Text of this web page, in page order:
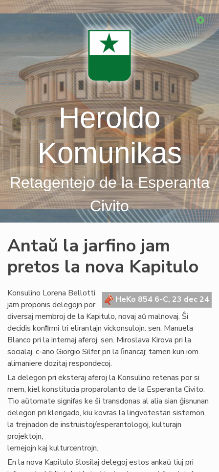
Skip
Heroldo
Komunikas
Retagentejo de la Esperanta
Civito
Antaŭ la jarfino jam
pretos la nova Kapitulo
HeKo 854 6-C, 23 dec 24
Konsulino Lorena Bellotti
jam proponis delegojn por
diversaj membroj de la Kapitulo, novaj aŭ malnovaj. Ŝi
decidis konﬁrmi tri elirantajn vickonsulojn: sen. Manuela
Blanco pri la internaj aferoj, sen. Miroslava Kirova pri la
socialaj, c-ano Giorgio Silfer pri la ﬁnancaj; tamen kun iom
alimaniere dozitaj respondecoj.
La delegon pri eksteraj aferoj la Konsulino retenas por si
mem, kiel konstitucia proparolanto de la Esperanta Civito.
Tio aŭtomate signifas ke ŝi transdonas al alia sian ĝisnunan
delegon pri klerigado, kiu kovras la lingvotestan sistemon,
la trejnadon de instruistoj/esperantologoj, kulturajn
projektojn,
lernejojn kaj kulturcentrojn.
En la nova Kapitulo ŝlosilaj delegoj estos ankaŭ tiuj pri